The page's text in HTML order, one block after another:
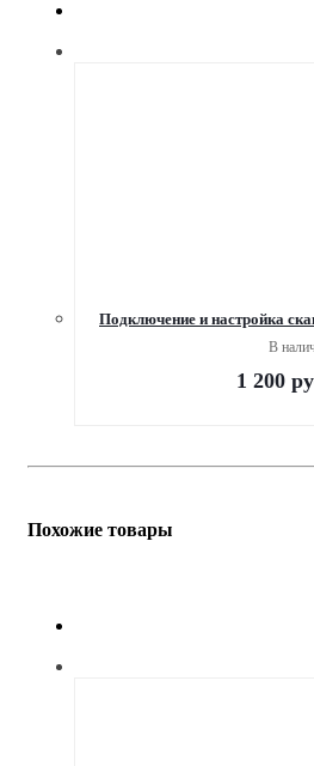
Подключение и настройка
В
1 200
Похожие товары